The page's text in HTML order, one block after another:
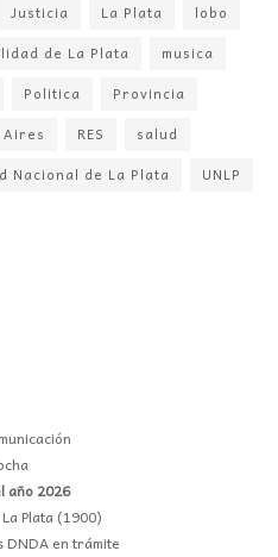
Justicia La Plata
lobo
de La Plata
musica
Politica
Provincia
Aires
RES
salud
Nacional de La Plata UNLP
año 2026
Plata (1900)
DNDA en trámite